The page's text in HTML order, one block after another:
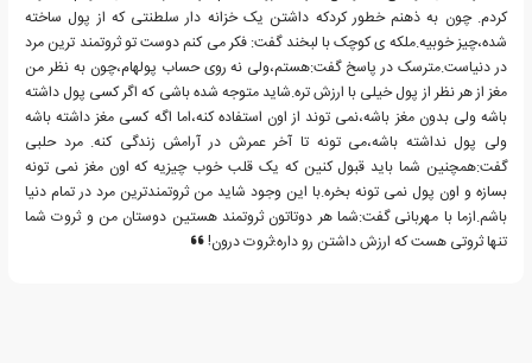
کردم. چون به ذهنم خطور کردکه داشتن یک خزانه دار سلطنتی که از پول ساخته
شده،چیز خوبیه.ملکه ی کوچک با لبخند گفت: فکر می کنم دوست تو ثروتمند ترین مرد
در دنیاست.مترسک در پاسخ گفت:هستم،ولی نه روی حساب پولهام،چون به نظر من
مغز از هر نظر از پول خیلی با ارزش تره.شاید متوجه شده باشی که اگر کسی پول داشته
باشه ولی بدون مغز باشه،نمی توند از اون استفاده کنه،اما اگه کسی مغز داشته باشه
ولی پول نداشته باشه،می تونه تا آخر عمرش در آرامش زندگی کنه. مرد حلبی
گفت:همچنین شما باید قبول کنین که یک قلب خوب چیزیه که اون مغز نمی تونه
بسازه و اون پول نمی تونه بخره.با این وجود شاید من ثروتمندترین مرد در تمام دنیا
باشم.ازما با مهربانی گفت:شما هر دوتاتون ثروتمند هستین دوستان من و ثروت شما
تنها ثروتی هست که ارزش داشتن رو داره؛ثروت درون!